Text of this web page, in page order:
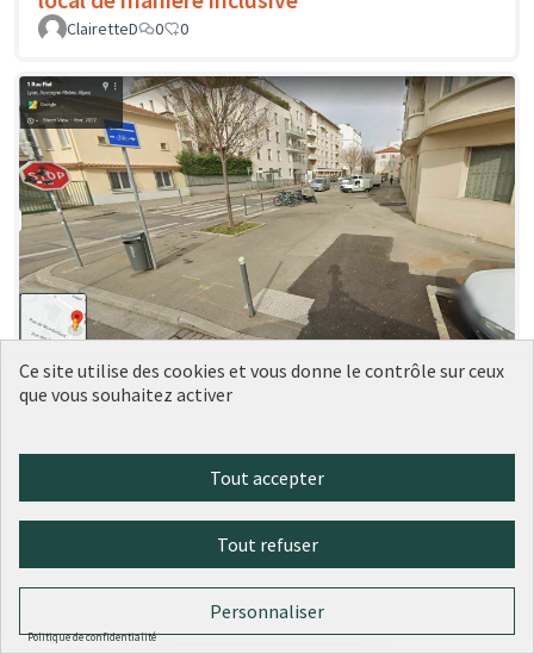
ClairetteD 0 0
Aménagement trottoir devant le 5
LM
1 0
Ce site utilise des cookies et vous donne le contrôle sur ceux
que vous souhaitez activer
Tout accepter
Tout refuser
Personnaliser
Politique de confidentialité